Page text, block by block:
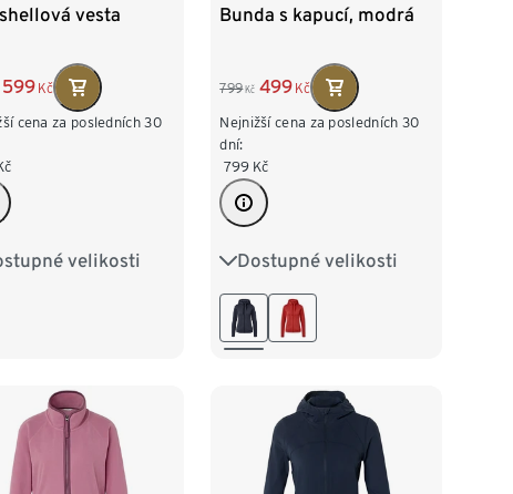
vesta
599 Kč
cena za posledních 30
velikosti
34 S 36/38
Bunda s kapucí, modrá
799 Kč 499 Kč
Nejnižší cena za posledních 30
dní:
799 Kč
Dostupné velikosti
XS 32/34 S 36/38
M 40/42